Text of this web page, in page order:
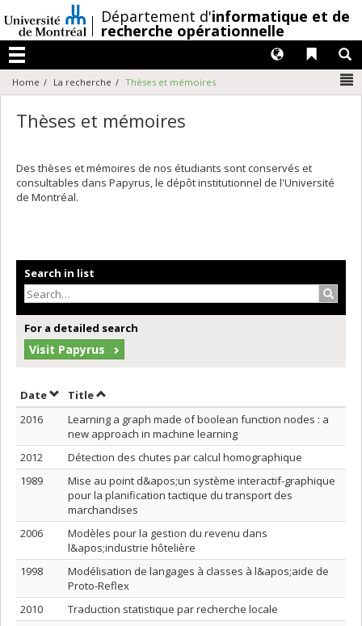
au
contenu
/Département d'informatique et de
recherche opérationnelle
Menu
Liens
Langues
Home La recherche Thèses et mémoires
Thèses et mémoires
Des thèses et mémoires de nos étudiants sont conservés et
consultables dans Papyrus, le dépôt institutionnel de l'Université
de Montréal.
Search in list
For a detailed search
Visit Papyrus
DateSort by date in ascending order
TitleSort by title in ascending order
2016
Learning a graph made of boolean function nodes : a
new approach in machine learning
2012
Détection des chutes par calcul homographique
1989
Mise au point d&apos;un système interactif-graphique
pour la planification tactique du transport des
marchandises
2006
Modèles pour la gestion du revenu dans
l&apos;industrie hôtelière
1998
Modélisation de langages à classes à l&apos;aide de
Proto-Reflex
2010
Traduction statistique par recherche locale